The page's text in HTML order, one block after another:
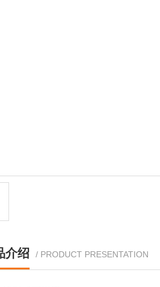
介绍 / PRODUCT PRESENTATION